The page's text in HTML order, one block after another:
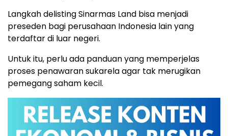
Langkah delisting Sinarmas Land bisa menjadi
preseden bagi perusahaan Indonesia lain yang
terdaftar di luar negeri.
Untuk itu, perlu ada panduan yang memperjelas
proses penawaran sukarela agar tak merugikan
pemegang saham kecil.